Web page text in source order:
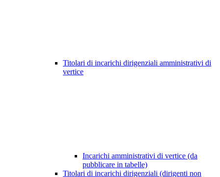
Titolari di incarichi dirigenziali amministrativi di
vertice
Incarichi amministrativi di vertice (da
pubblicare in tabelle)
Titolari di incarichi dirigenziali (dirigenti non